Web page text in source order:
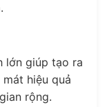
lớn giúp tạo ra
hiệu quả
rộng.